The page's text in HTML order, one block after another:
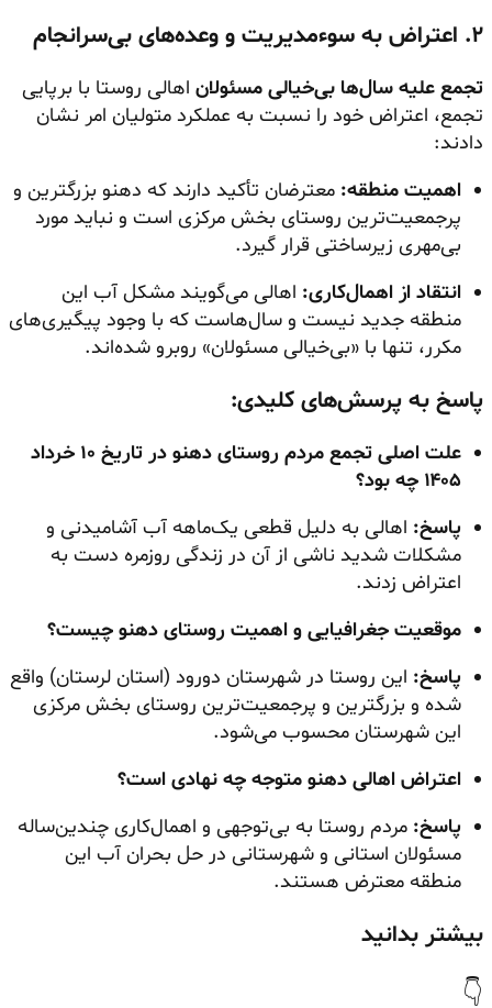
۲. اعتراض به سوءمدیریت و وعده‌های بی‌سرانجام
تجمع علیه سال‌ها بی‌خیالی مسئولان اهالی روستا با برپایی
تجمع، اعتراض خود را نسبت به عملکرد متولیان امر نشان
دادند:
اهمیت منطقه: معترضان تأکید دارند که دهنو بزرگترین و
پرجمعیت‌ترین روستای بخش مرکزی است و نباید مورد
بی‌مهری زیرساختی قرار گیرد.
انتقاد از اهمال‌کاری: اهالی می‌گویند مشکل آب این
منطقه جدید نیست و سال‌هاست که با وجود پیگیری‌های
مکرر، تنها با «بی‌خیالی مسئولان» روبرو شده‌اند.
پاسخ به پرسش‌های کلیدی:
علت اصلی تجمع مردم روستای دهنو در تاریخ ۱۰ خرداد
۱۴۰۵ چه بود؟
پاسخ: اهالی به دلیل قطعی یک‌ماهه آب آشامیدنی و
مشکلات شدید ناشی از آن در زندگی روزمره دست به
اعتراض زدند.
موقعیت جغرافیایی و اهمیت روستای دهنو چیست؟
پاسخ: این روستا در شهرستان دورود (استان لرستان) واقع
شده و بزرگترین و پرجمعیت‌ترین روستای بخش مرکزی
این شهرستان محسوب می‌شود.
اعتراض اهالی دهنو متوجه چه نهادی است؟
پاسخ: مردم روستا به بی‌توجهی و اهمال‌کاری چندین‌ساله
مسئولان استانی و شهرستانی در حل بحران آب این
منطقه معترض هستند.
بیشتر بدانید
👇